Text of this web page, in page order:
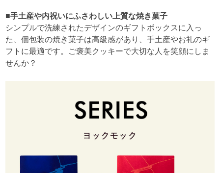
■手土産や内祝いにふさわしい上質な焼き菓子
シンプルで洗練されたデザインのギフトボックスに入っ
た、個包装の焼き菓子は高級感があり、手土産やお礼のギ
フトに最適です。ご褒美クッキーで大切な人を笑顔にしま
せんか？